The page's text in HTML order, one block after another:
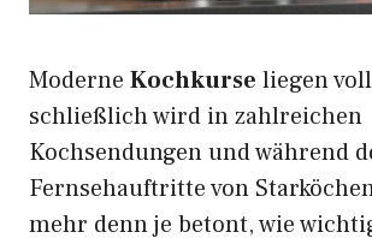
Moderne Kochkurse liegen
schließlich wird in zahlreichen
Kochsendungen und während
Fernsehauftritte von
mehr denn je betont, wie